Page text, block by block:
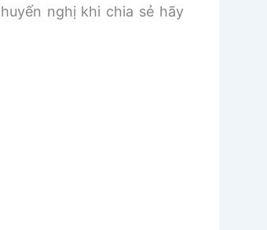
nghị khi chia sẻ hãy